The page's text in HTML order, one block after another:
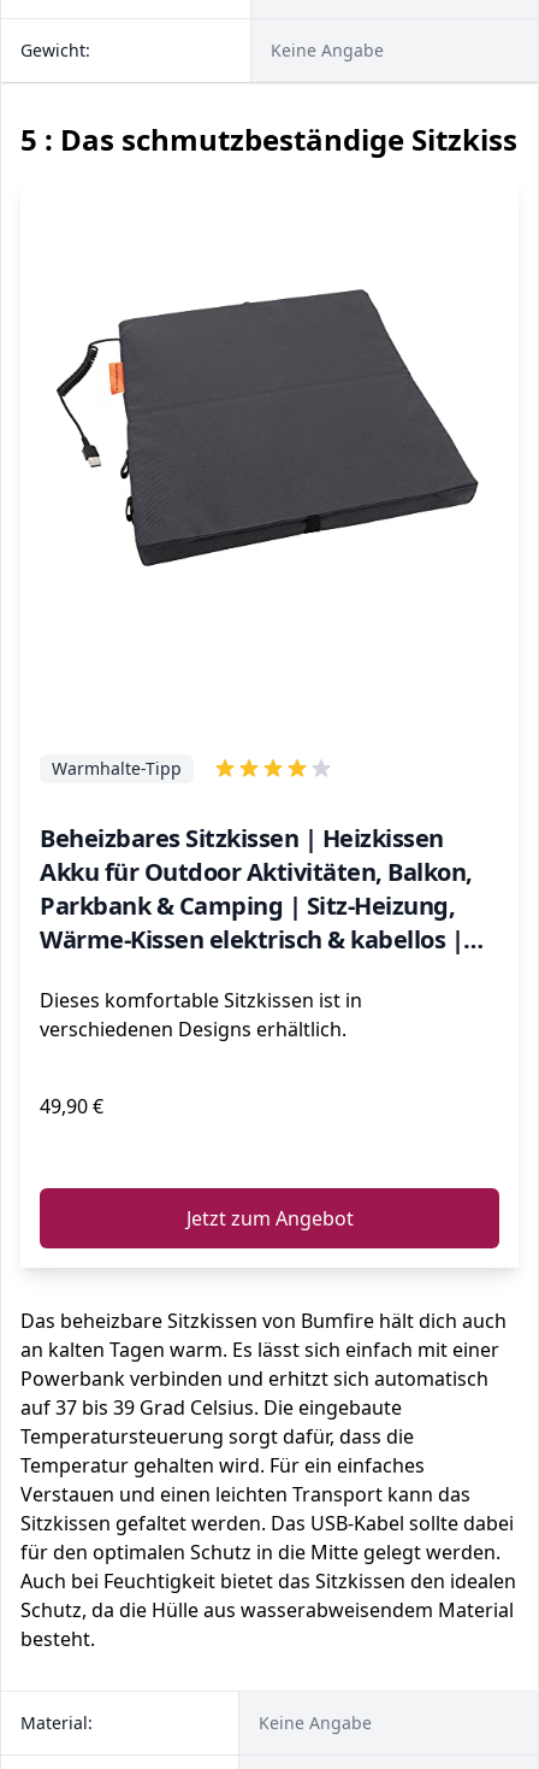
Gewicht: Keine Angabe
5 : Das schmutzbeständige
Beheizbares Sitzkissen | Heizkissen
Akku für Outdoor Aktivitäten, Balkon,
Parkbank & Camping | Sitz-Heizung,
Wärme-Kissen elektrisch & kabellos |
35x35x3,5 cm
Warmhalte-Tipp
Dieses komfortable Sitzkissen ist in
verschiedenen Designs erhältlich.
49,90 €
Jetzt zum Angebot
Das beheizbare Sitzkissen von Bumfire hält dich auch
an kalten Tagen warm. Es lässt sich einfach mit einer
Powerbank verbinden und erhitzt sich automatisch
auf 37 bis 39 Grad Celsius. Die eingebaute
Temperatursteuerung sorgt dafür, dass die
Temperatur gehalten wird. Für ein einfaches
Verstauen und einen leichten Transport kann das
Sitzkissen gefaltet werden. Das USB-Kabel sollte dabei
für den optimalen Schutz in die Mitte gelegt werden.
Auch bei Feuchtigkeit bietet das Sitzkissen den idealen
Schutz, da die Hülle aus wasserabweisendem Material
besteht.
Material: Keine Angabe